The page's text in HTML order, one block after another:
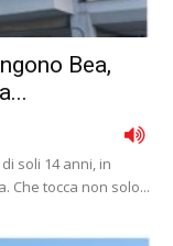
Bea,
soli 14 anni, in
Che tocca non solo...